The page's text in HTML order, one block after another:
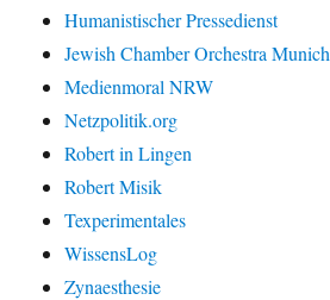
Humanistischer Pressedienst
Jewish Chamber Orchestra Munich
Medienmoral NRW
Netzpolitik.org
Robert in Lingen
Robert Misik
Texperimentales
WissensLog
Zynaesthesie